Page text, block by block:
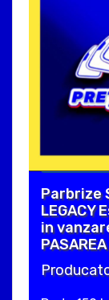
Parbrize
LEGACY
in